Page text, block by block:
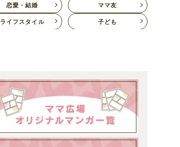
恋愛・結婚
ママ友
ライフスタイル
子ども